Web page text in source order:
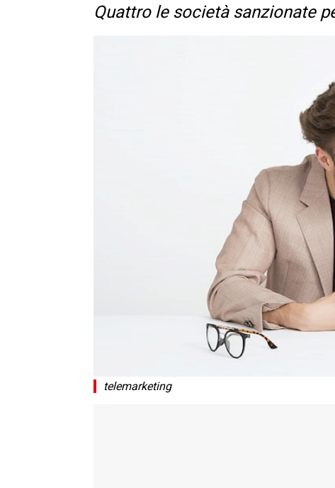
Quattro le società sanzionate
telemarketing